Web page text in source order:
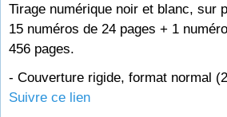
Tirage numérique noir et blanc, sur
15 numéros de 24 pages + 1
456 pages.
- Couverture rigide, format normal
Suivre ce lien